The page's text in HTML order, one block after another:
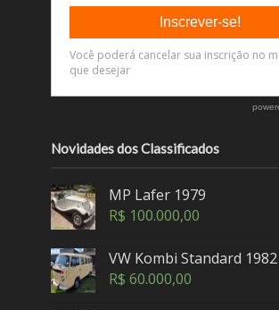
Novidades dos Classificados
MP Lafer 1979
R$ 100.000,00
VW Kombi Standard 1982
R$ 60.000,00